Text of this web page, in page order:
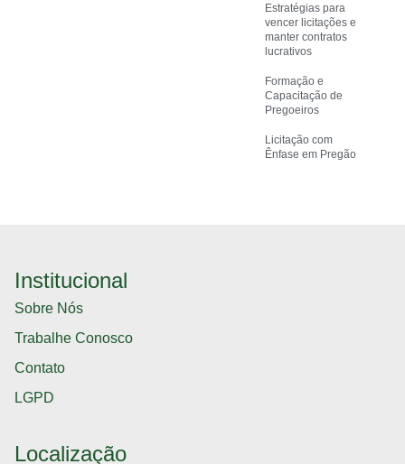
Estratégias para
vencer licitações e
manter contratos
lucrativos
Formação e
Capacitação de
Pregoeiros
Licitação com
Ênfase em Pregão
Institucional
Sobre Nós
Trabalhe Conosco
Contato
LGPD
Localização